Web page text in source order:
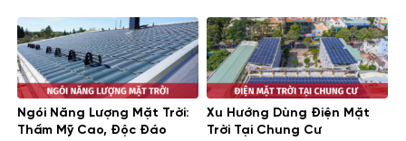
Ngói Năng Lượng Mặt Trời:
Thẩm Mỹ Cao, Độc Đáo
Xu Hướng Dùng Điện Mặt
Trời Tại Chung Cư